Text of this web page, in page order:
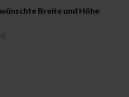
Breite und Höhe